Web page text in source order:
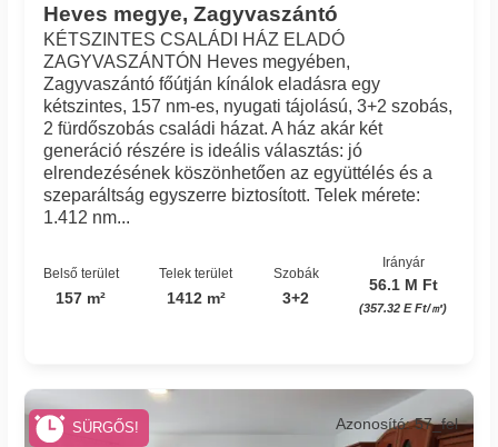
Heves megye, Zagyvaszántó
KÉTSZINTES CSALÁDI HÁZ ELADÓ
ZAGYVASZÁNTÓN Heves megyében,
Zagyvaszántó főútján kínálok eladásra egy
kétszintes, 157 nm-es, nyugati tájolású, 3+2 szobás,
2 fürdőszobás családi házat. A ház akár két
generáció részére is ideális választás: jó
elrendezésének köszönhetően az együttélés és a
szeparáltság egyszerre biztosított. Telek mérete:
1.412 nm...
Belső terület
157 m²
Telek terület
1412 m²
Szobák
3+2
Irányár
56.1 M Ft
(357.32 E Ft/㎡)
Azonosító: 57_fel
SÜRGŐS!